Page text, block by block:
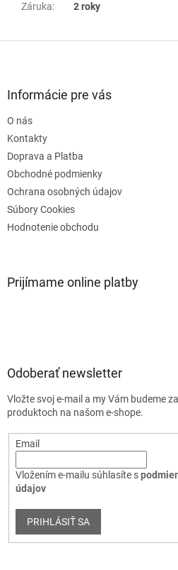
Záruka: 2 roky
Informácie pre vás
O nás
Kontakty
Doprava a Platba
Obchodné podmienky
Ochrana osobných údajov
Súbory Cookies
Hodnotenie obchodu
Prijímame online platby
Odoberať newsletter
Vložte svoj e-mail a my Vám budeme
produktoch na našom e-shope.
Email
Vložením e-mailu súhlasíte s
údajov
PRIHLÁSIŤ SA